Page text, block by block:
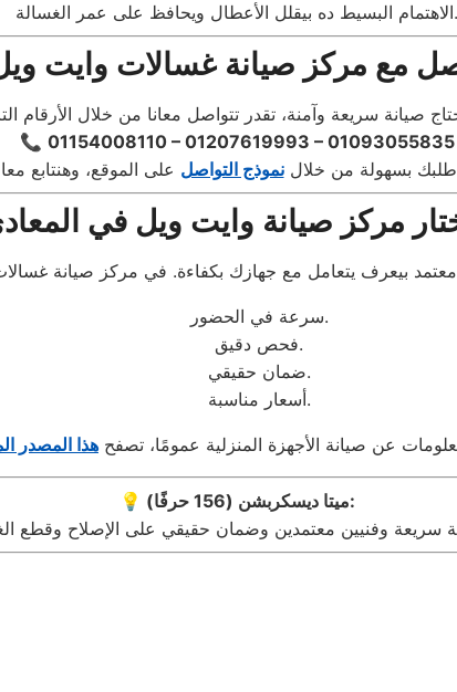
الاهتمام البسيط ده بيقلل الأعطال ويحافظ على عمر الغسالة.
مع مركز صيانة غسالات وايت
📞 01154008110 – 01207619993 – 01093055835
بسهولة من خلالنموذج التواصل
مركز صيانة وايت ويل في
سرعة في الحضور.
فحص دقيق.
ضمان حقيقي.
أسعار مناسبة.
عن صيانة الأجهزة المنزلية عمومًا، تصفح هذا المصدر
💡 ميتا ديسكربشن (156 حرفًا):
سريعة وفنيين معتمدين وضمان حقيقي على الإصلاح وقطع